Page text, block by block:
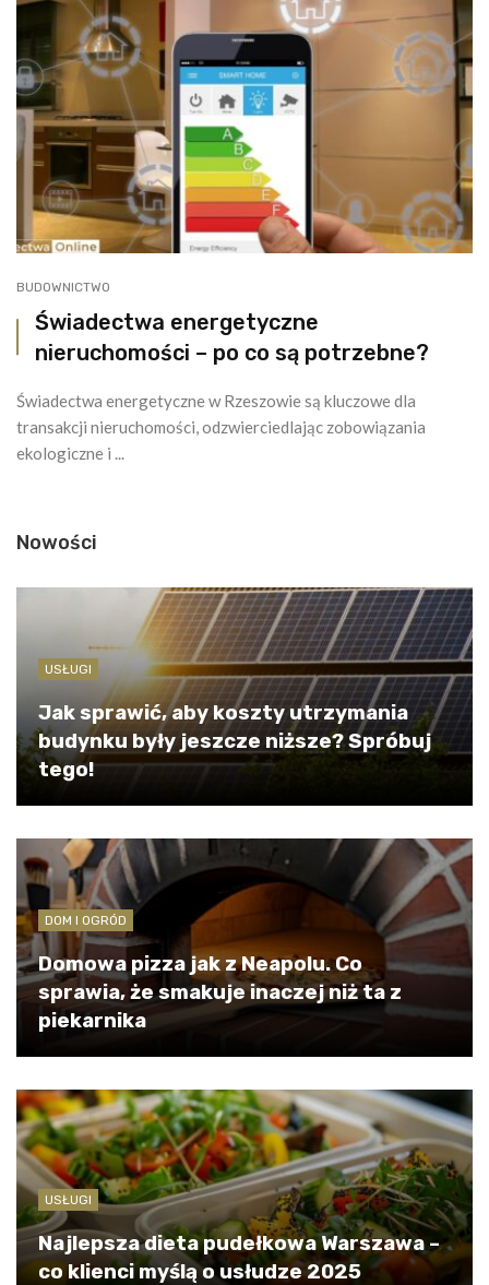
BUDOWNICTWO
Świadectwa energetyczne
nieruchomości – po co są potrzebne?
Świadectwa energetyczne w Rzeszowie są kluczowe dla
transakcji nieruchomości, odzwierciedlając zobowiązania
ekologiczne i ...
Nowości
USŁUGI
Jak sprawić, aby koszty utrzymania
budynku były jeszcze niższe? Spróbuj
tego!
DOM I OGRÓD
Domowa pizza jak z Neapolu. Co
sprawia, że smakuje inaczej niż ta z
piekarnika
USŁUGI
Najlepsza dieta pudełkowa Warszawa –
co klienci myślą o usłudze 2025